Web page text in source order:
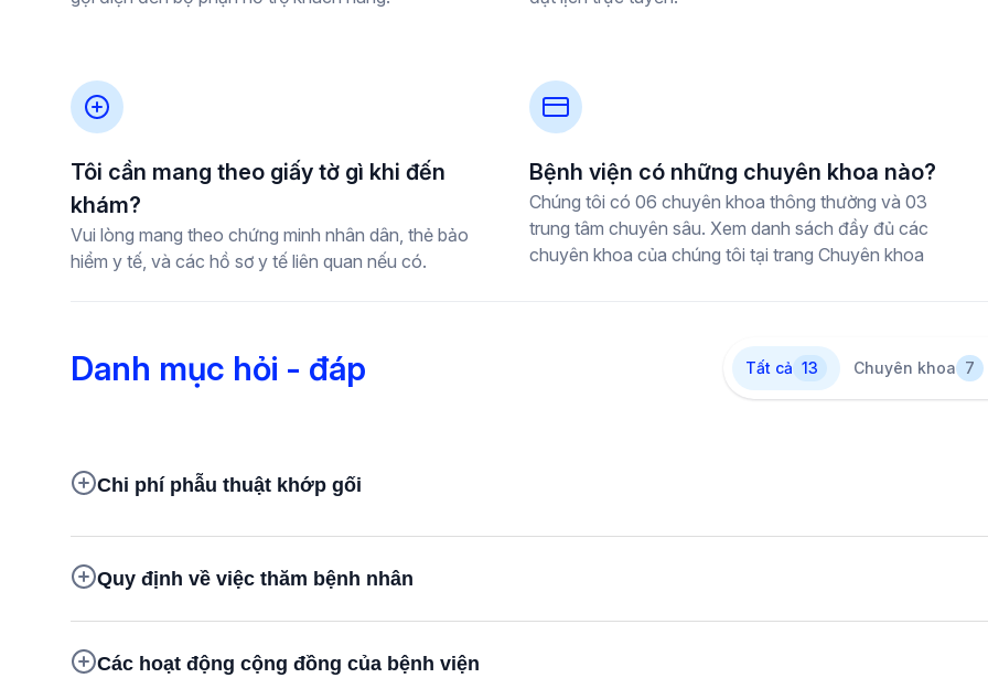
Tôi cần mang theo giấy tờ gì khi đến
khám?
Vui lòng mang theo chứng minh nhân dân, thẻ bảo
hiểm y tế, và các hồ sơ y tế liên quan nếu có.
Bệnh viện có những chuyên khoa nào?
Chúng tôi có 06 chuyên khoa thông thường và 03
trung tâm chuyên sâu. Xem danh sách đầy đủ các
chuyên khoa của chúng tôi tại trang Chuyên khoa
Danh mục hỏi - đáp Tất cả 13 Chuyên khoa 7
Chi phí phẫu thuật khớp gối
Quy định về việc thăm bệnh nhân
Các hoạt động cộng đồng của bệnh viện